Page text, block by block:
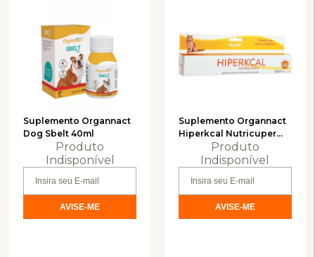
Suplemento Organnact
Dog Sbelt 40ml
Produto
Indisponível
Suplemento Organnact
Hiperkcal Nutricuper
Cat 30gProduto
Indisponível